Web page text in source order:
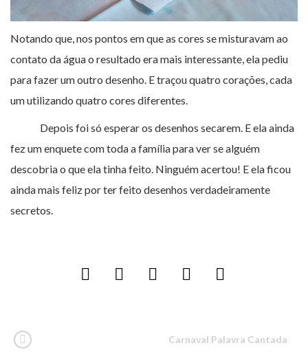
Notando que, nos pontos em que as cores se misturavam ao
contato da água o resultado era mais interessante, ela pediu
para fazer um outro desenho. E traçou quatro corações, cada
um utilizando quatro cores diferentes.
Depois foi só esperar os desenhos secarem. E ela ainda
fez um enquete com toda a família para ver se alguém
descobria o que ela tinha feito. Ninguém acertou! E ela ficou
ainda mais feliz por ter feito desenhos verdadeiramente
secretos.
Carnaval Palavra Cantada